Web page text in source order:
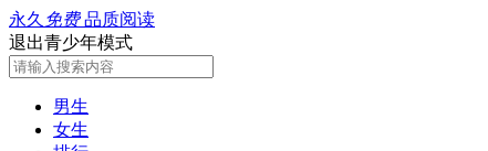
永久 免费品质阅读
退出青少年模式
男生
女生